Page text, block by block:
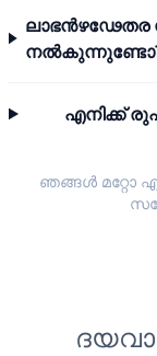
ലാഭൻഴഢേതര
എനിക്ക്
ഞങ്ങൾ മറ്റോ